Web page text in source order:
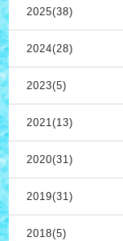
2025(38)
2024(28)
2023(5)
2021(13)
2020(31)
2019(31)
2018(5)